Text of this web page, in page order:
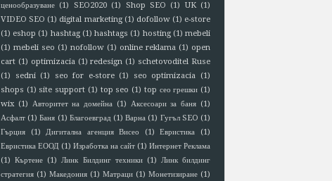
ценообразуване (1) SEO2020 (1) Shop SEO (1) UK (1)
VIDEO SEO (1) digital marketing (1) dofollow (1) e-store
(1) eshop (1) hashtag (1) hashtags (1) hosting (1) mebeli
(1) mebeli seo (1) nofollow (1) online reklama (1) open
cart (1) optimizacia (1) redesign (1) schetovoditel Ruse
(1)
sedni (1) seo for e-store (1) seo optimizacia
(1)
shops (1) site support (1) top seo (1) top сео грешки (1)
wix (1) Авторитет на домейна (1) Аксесоари за баня (1)
Асфалт (1) Баня (1) Благоевград (1) Варна (1) Гугъл SEO (1)
Гърция
(1) Дигитална агенция Висео (1) Евристика
(1)
Евристика ЕООД (1) Изработка на сайт (1) Интернет Реклама
(1) Къртене (1) Линк Билдинг техники (1) Линк билдинг
стратегия (1) Македония (1) Матраци (1) Монетизиране (1)